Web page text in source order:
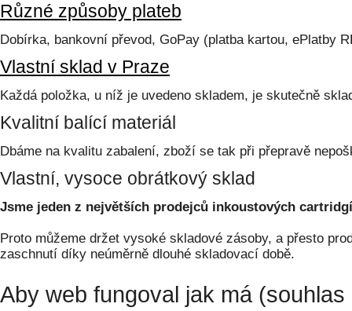
Různé způsoby plateb
Dobírka, bankovní převod, GoPay (platba kartou, ePlatby
Vlastní sklad v Praze
Každá položka, u níž je uvedeno skladem, je skutečně
Kvalitní balící materiál
Dbáme na kvalitu zabalení, zboží se tak při přepravě
Vlastní, vysoce obrátkový sklad
Jsme jeden z největších prodejců inkoustových
Proto můžeme držet vysoké skladové zásoby, a přesto
zaschnutí díky neúměrně dlouhé skladovací době.
Aby web fungoval jak má